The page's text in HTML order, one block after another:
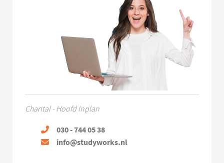
Chantal - Hoofd Inplan
030 - 744 05 38
info@studyworks.nl